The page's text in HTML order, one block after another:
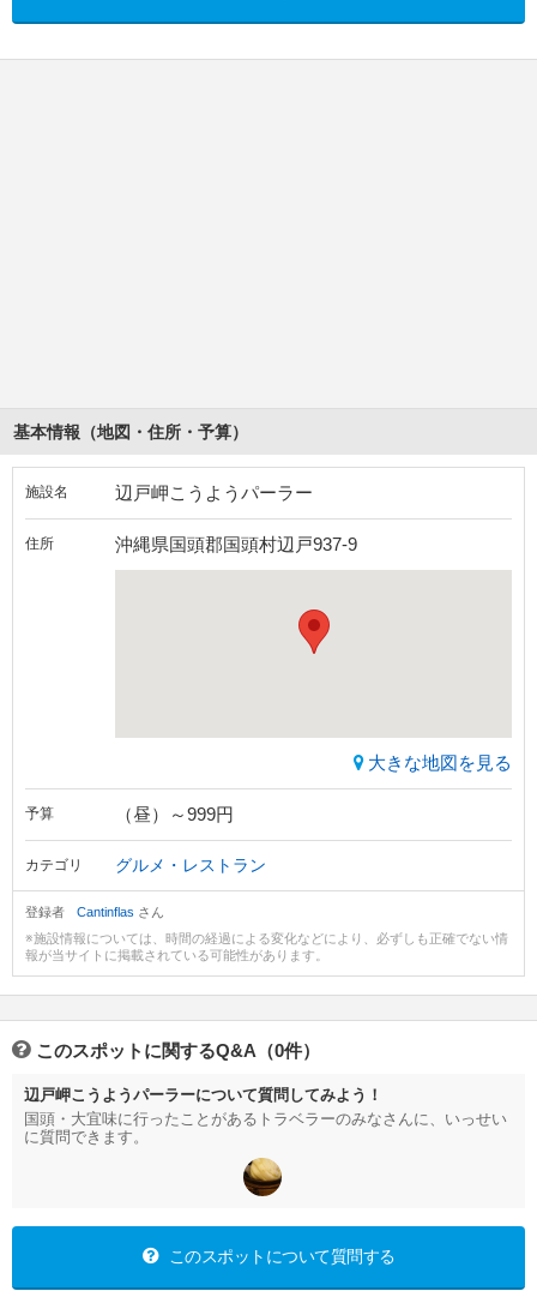
基本情報（地図・住所・予算）
施設名 辺戸岬こうようパーラー
住所 沖縄県国頭郡国頭村辺戸937-9
大きな地図を見る
予算 （昼）～999円
カテゴリ グルメ・レストラン
登録者 Cantinflas さん
※施設情報については、時間の経過による変化などにより、必ずしも正確でない情
報が当サイトに掲載されている可能性があります。
このスポットに関するQ&A（0件）
辺戸岬こうようパーラーについて質問してみよう！
国頭・大宜味に行ったことがあるトラベラーのみなさんに、いっせい
に質問できます。
このスポットについて質問する